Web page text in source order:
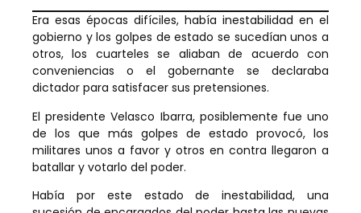
Era esas épocas difíciles, había inestabilidad en el
gobierno y los golpes de estado se sucedían unos a
otros, los cuarteles se aliaban de acuerdo con
conveniencias o el gobernante se declaraba
dictador para satisfacer sus pretensiones.
El presidente Velasco Ibarra, posiblemente fue uno
de los que más golpes de estado provocó, los
militares unos a favor y otros en contra llegaron a
batallar y votarlo del poder.
Había por este estado de inestabilidad, una